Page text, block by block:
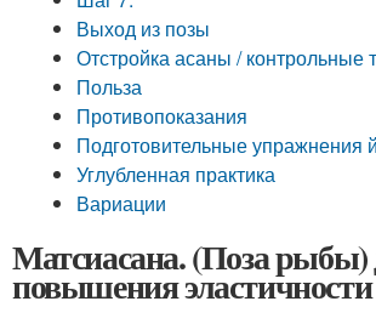
Выход из позы
Отстройка асаны / контрольные
Польза
Противопоказания
Подготовительные упражнения
Углубленная практика
Вариации
Матсиасана. (Поза рыбы)
повышения